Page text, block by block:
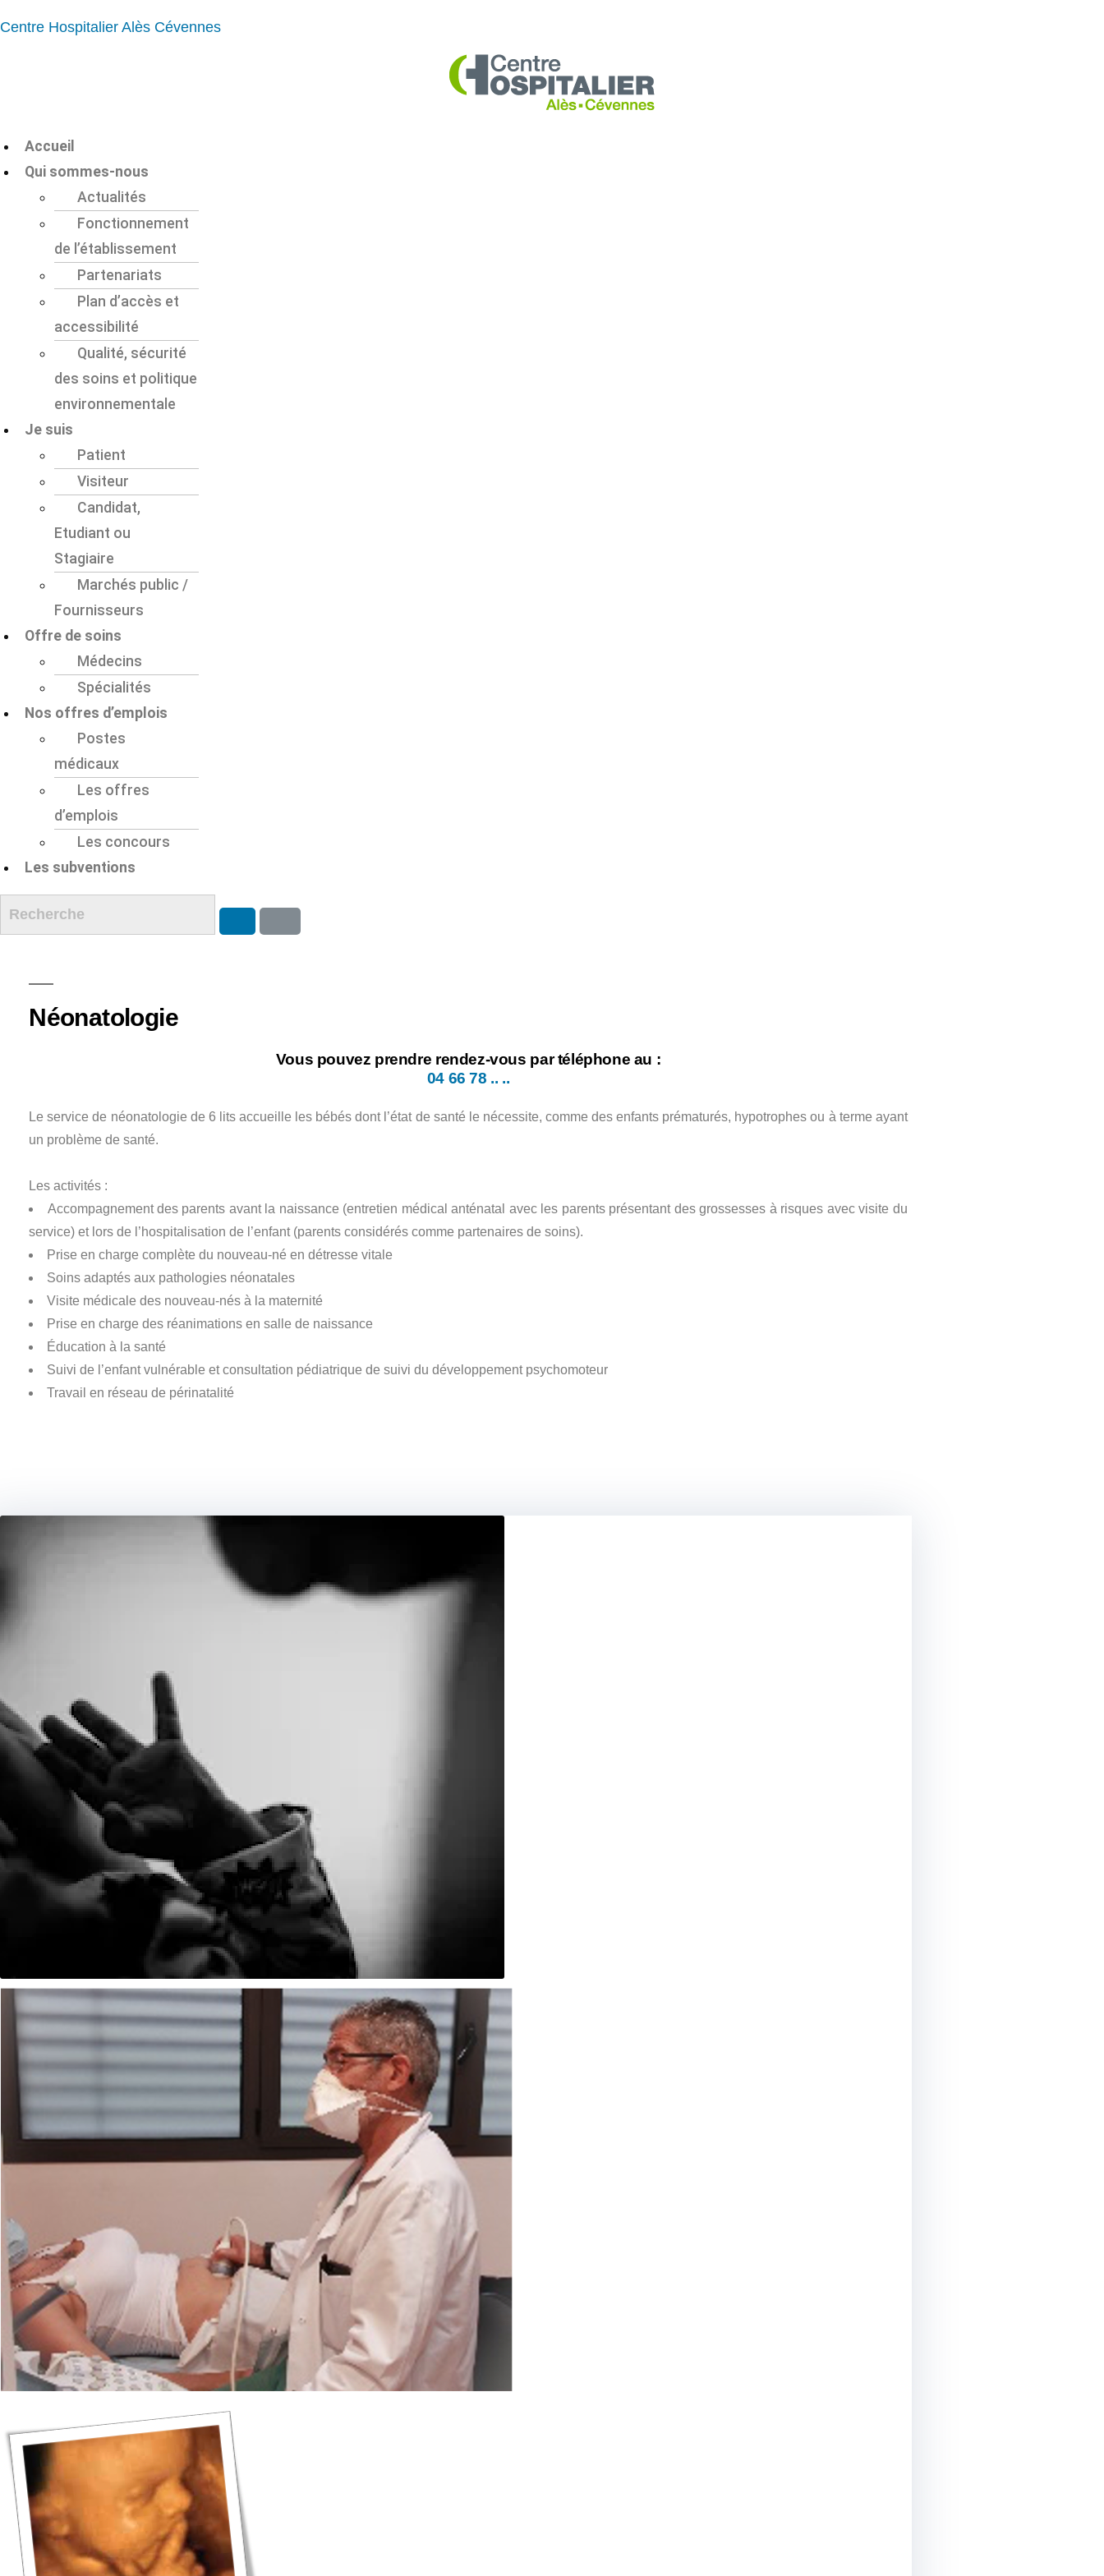
Centre Hospitalier Alès Cévennes
MenuAccueil
Qui sommes-nous
Actualités
Fonctionnement
de l’établissement
Partenariats
Plan d’accès et
accessibilité
Qualité, sécurité
des soins et politique
environnementale
Je suis
Patient
Visiteur
Candidat,
Etudiant ou
Stagiaire
Marchés public /
Fournisseurs
Offre de soins
Médecins
Spécialités
Nos offres d’emplois
Postes
médicaux
Les offres
d’emplois
Les concours
Les subventions
Néonatologie
Vous pouvez prendre rendez-vous par téléphone au :
04 66 78 .. ..
Le service de néonatologie de 6 lits accueille les bébés dont l’état de santé le nécessite, comme des enfants prématurés, hypotrophes ou à terme ayant
un problème de santé.
Les activités :
Accompagnement des parents avant la naissance (entretien médical anténatal avec les parents présentant des grossesses à risques avec visite du
service) et lors de l’hospitalisation de l’enfant (parents considérés comme partenaires de soins).
Prise en charge complète du nouveau-né en détresse vitale
Soins adaptés aux pathologies néonatales
Visite médicale des nouveau-nés à la maternité
Prise en charge des réanimations en salle de naissance
Éducation à la santé
Suivi de l’enfant vulnérable et consultation pédiatrique de suivi du développement psychomoteur
Travail en réseau de périnatalité